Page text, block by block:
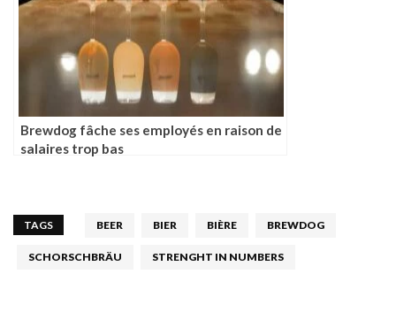
Brewdog fâche ses employés en raison de
salaires trop bas
TAGS BEER BIER BIÈRE BREWDOG
SCHORSCHBRÄU STRENGHT IN NUMBERS